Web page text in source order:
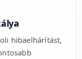
hibaelhárítást,